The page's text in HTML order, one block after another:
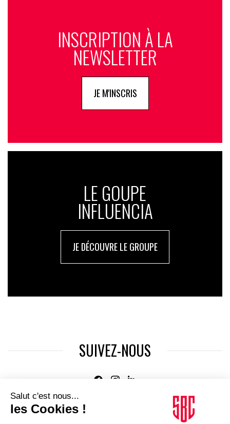
INSCRIPTION À LA
NEWSLETTER
JE M'INSCRIS
LE GOUPE
INFLUENCIA
JE DÉCOUVRE LE GROUPE
SUIVEZ-NOUS